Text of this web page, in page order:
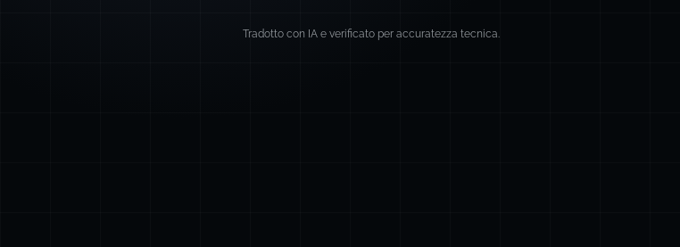
Tradotto con IA e verificato per accuratezza tecnica.